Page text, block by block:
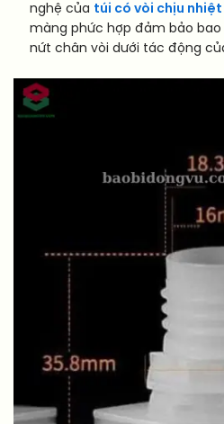
nghệ của túi có vòi chịu nhiệt
màng phức hợp đảm bảo
nứt chân vòi dưới tác động